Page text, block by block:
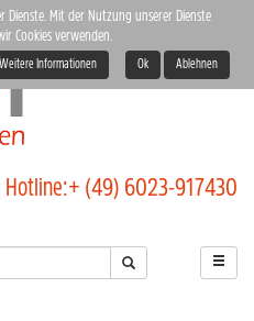
Hotline:+ (49) 6023-917430
Dienste. Mit der Nutzung unserer Dienste
Cookies verwenden.
Weitere Informationen Ok Ablehnen